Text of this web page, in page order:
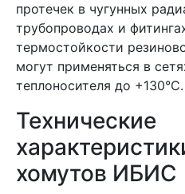
протечек в чугунных
трубопроводах и
термостойкости
могут применяться в
теплоносителя до +130°C.
Технические
хомутов ИБИС